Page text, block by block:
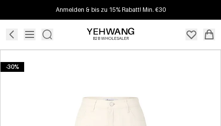
Anmelden & bis zu 15% Rabatt! Min. €30
B2B WHOLESALER
-30%